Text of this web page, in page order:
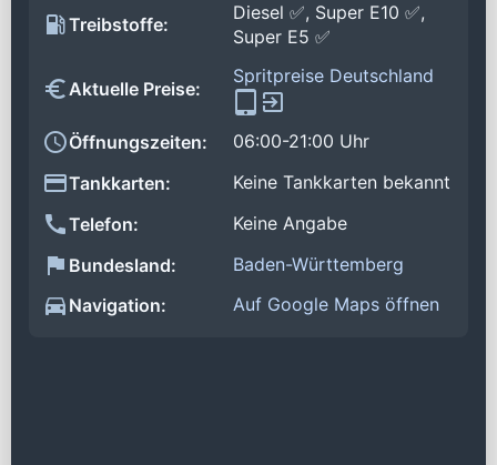
Treibstoffe:
Diesel ✅, Super E10 ✅,
Super E5 ✅
Aktuelle Preise:
Spritpreise Deutschland
Öffnungszeiten:
06:00-21:00 Uhr
Tankkarten:
Keine Tankkarten bekannt
Telefon:
Keine Angabe
Bundesland:
Baden-Württemberg
Navigation:
Auf Google Maps öffnen